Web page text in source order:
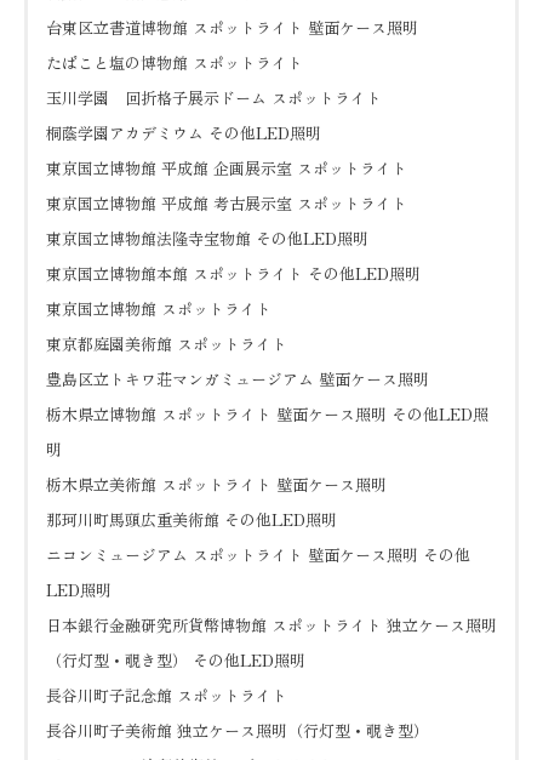
台東区立書道博物館 スポットライト 壁面ケース照明
たばこと塩の博物館 スポットライト
玉川学園 回折格子展示ドーム スポットライト
桐蔭学園アカデミウム その他LED照明
東京国立博物館 平成館 企画展示室 スポットライト
東京国立博物館 平成館 考古展示室 スポットライト
東京国立博物館法隆寺宝物館 その他LED照明
東京国立博物館本館 スポットライト その他LED照明
東京国立博物館 スポットライト
東京都庭園美術館 スポットライト
豊島区立トキワ荘マンガミュージアム 壁面ケース照明
栃木県立博物館 スポットライト 壁面ケース照明 その他LED照
明
栃木県立美術館 スポットライト 壁面ケース照明
那珂川町馬頭広重美術館 その他LED照明
ニコンミュージアム スポットライト 壁面ケース照明 その他
LED照明
日本銀行金融研究所貨幣博物館 スポットライト 独立ケース照明
（行灯型・覗き型） その他LED照明
長谷川町子記念館 スポットライト
長谷川町子美術館 独立ケース照明（行灯型・覗き型）